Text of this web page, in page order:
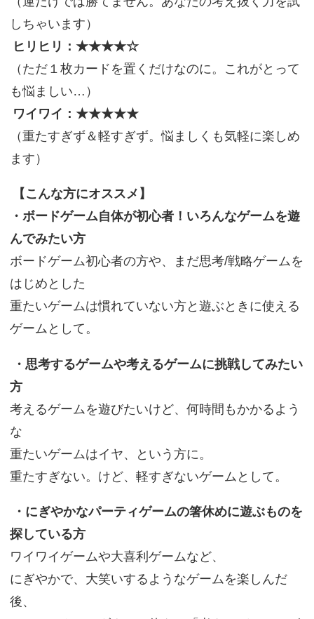
しちゃいます）
ヒリヒリ：★★★★☆
（ただ１枚カードを置くだけなのに。これがとって
も悩ましい…）
ワイワイ：★★★★★
（重たすぎず＆軽すぎず。悩ましくも気軽に楽しめ
ます）
【こんな方にオススメ】
・ボードゲーム自体が初心者！いろんなゲームを遊
んでみたい方
ボードゲーム初心者の方や、まだ思考/戦略ゲームを
はじめとした
重たいゲームは慣れていない方と遊ぶときに使える
ゲームとして。
・思考するゲームや考えるゲームに挑戦してみたい
方
考えるゲームを遊びたいけど、何時間もかかるよう
な
重たいゲームはイヤ、という方に。
重たすぎない。けど、軽すぎないゲームとして。
・にぎやかなパーティゲームの箸休めに遊ぶものを
探している方
ワイワイゲームや大喜利ゲームなど、
にぎやかで、大笑いするようなゲームを楽しんだ
後、